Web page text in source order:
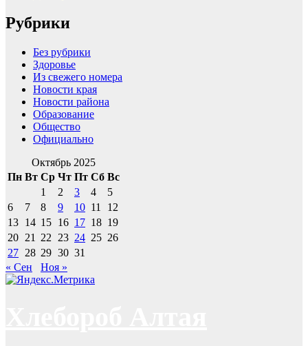
Рубрики
Без рубрики
Здоровье
Из свежего номера
Новости края
Новости района
Образование
Общество
Официально
Октябрь 2025
Пн Вт Ср Чт Пт Сб Вс
1
2 3 4
5
6
7 8 9 10 11
12
13 14 15 16 17 18 19
20 21 22 23 24 25 26
27 28 29 30 31
« Сен
Ноя »